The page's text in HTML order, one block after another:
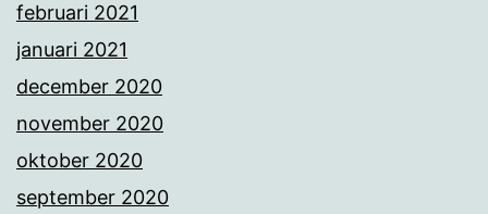
februari 2021
januari 2021
december 2020
november 2020
oktober 2020
september 2020